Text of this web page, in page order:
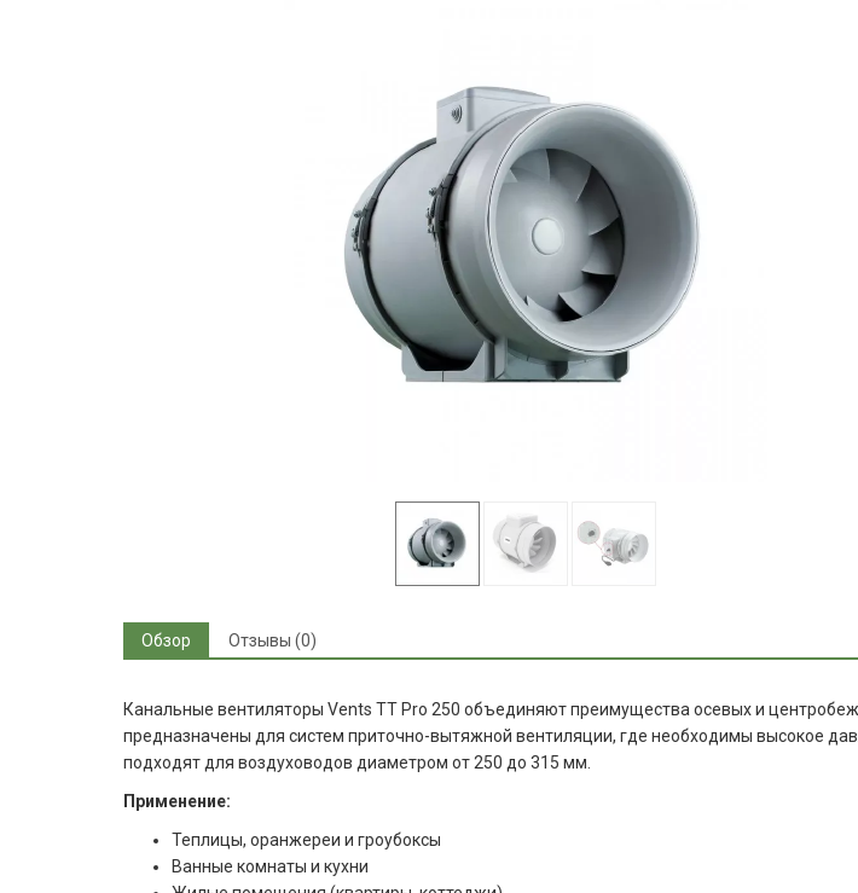
Обзор Отзывы (0)
Канальные вентиляторы Vents TT Pro 250 объединяют преимущества осевых и
предназначены для систем приточно-вытяжной вентиляции, где необходимы высокое
подходят для воздуховодов диаметром от 250 до 315 мм.
Применение:
Теплицы, оранжереи и гроубоксы
Ванные комнаты и кухни